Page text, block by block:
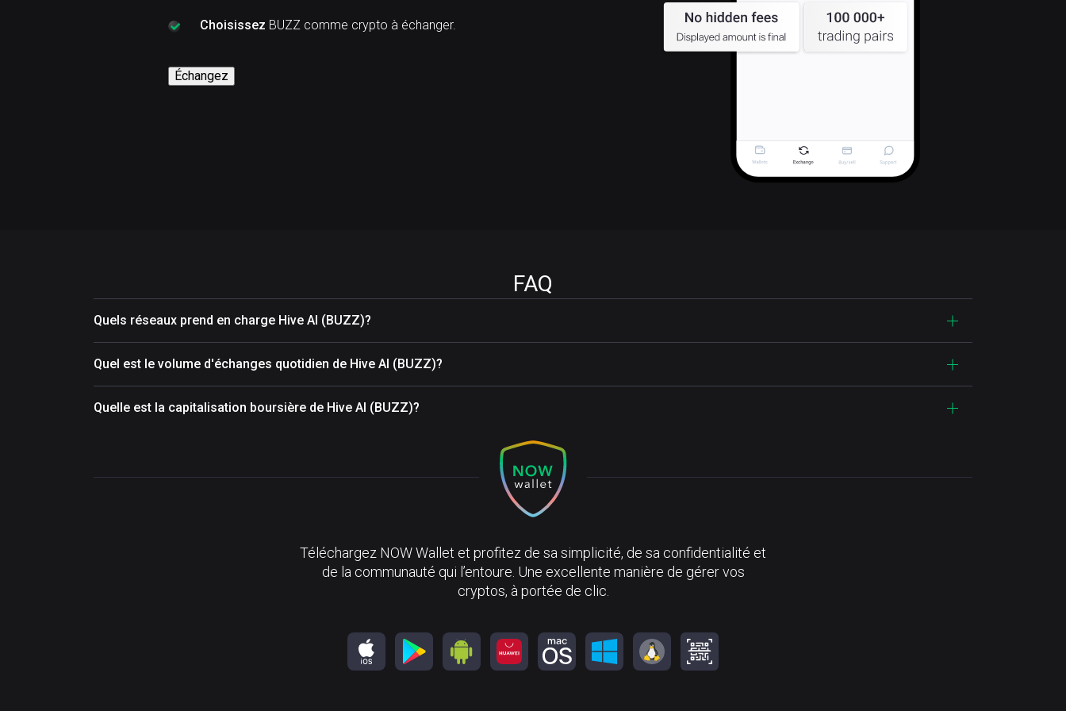
Choisissez BUZZ comme crypto à échanger.
Échangez
FAQ
Quels réseaux prend en charge Hive AI (BUZZ)?
Quel est le volume d'échanges quotidien de Hive AI (BUZZ)?
Quelle est la capitalisation boursière de Hive AI (BUZZ)?
Téléchargez NOW Wallet et profitez de sa simplicité, de sa confidentialité et
de la communauté qui l’entoure. Une excellente manière de gérer vos
cryptos, à portée de clic.